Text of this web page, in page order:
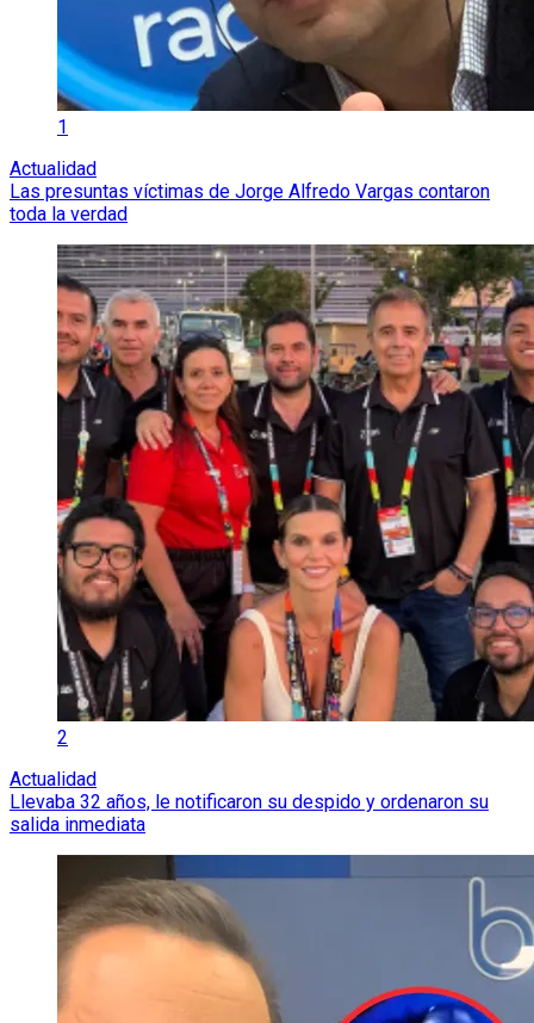
1
Actualidad
Las presuntas víctimas de Jorge Alfredo Vargas contaron
toda la verdad
2
Actualidad
Llevaba 32 años, le notificaron su despido y ordenaron su
salida inmediata